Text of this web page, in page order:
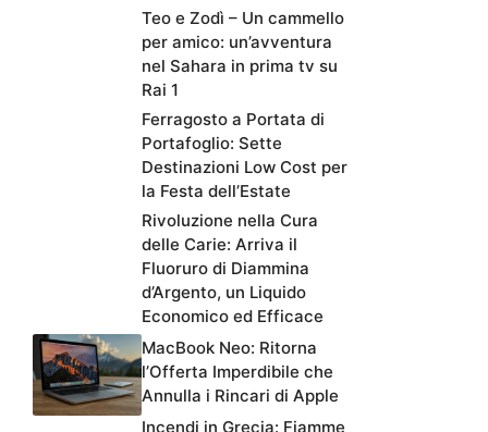
Teo e Zodì – Un cammello
per amico: un’avventura
nel Sahara in prima tv su
Rai 1
Ferragosto a Portata di
Portafoglio: Sette
Destinazioni Low Cost per
la Festa dell’Estate
Rivoluzione nella Cura
delle Carie: Arriva il
Fluoruro di Diammina
d’Argento, un Liquido
Economico ed Efficace
MacBook Neo: Ritorna
l’Offerta Imperdibile che
Annulla i Rincari di Apple
Incendi in Grecia: Fiamme